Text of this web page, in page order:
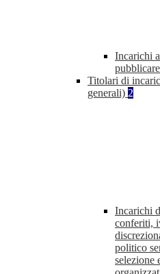
Incarichi
Titolari di
generali) 2
Incarichi
conferiti,
politico
selezione